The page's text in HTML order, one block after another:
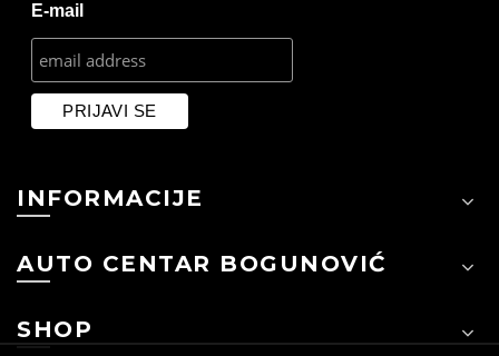
E-mail
INFORMACIJE
AUTO CENTAR BOGUNOVIĆ
SHOP